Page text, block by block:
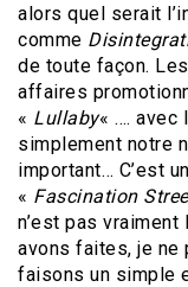
alors quel serait
comme
de toute façon.
affaires
« Lullaby« …. avec
simplement notre
important… C’est
« Fascination
n’est pas
avons faites, je ne
faisons un simple